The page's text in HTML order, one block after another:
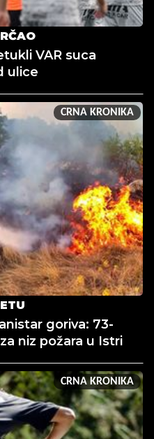
VAR suca
ulice
CRNA KRONIKA
goriva: 73-
niz požara u Istri
CRNA KRONIKA